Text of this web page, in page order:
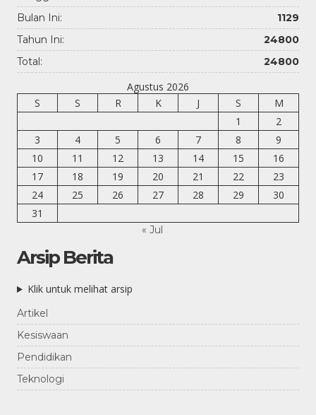
Bulan Ini:
1129
Tahun Ini:
24800
Total:
24800
Agustus 2026
S
S R K J S
M
1
2
3
4 5 6 7 8
9
10
11 12 13 14 15
16
17
18 19 20 21 22
23
24
25 26 27 28 29
30
31
« Jul
Arsip Berita
Klik untuk melihat arsip
Artikel
Kesiswaan
Pendidikan
Teknologi